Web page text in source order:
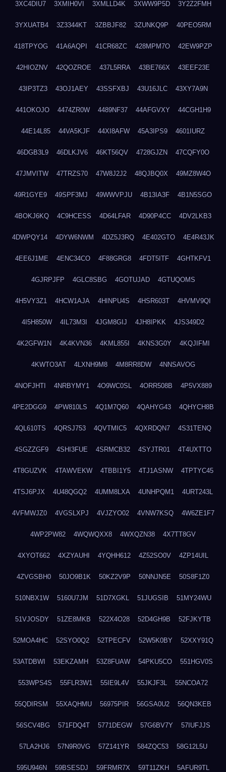
3XC4DIU7 3XMIH0VI 3XMLLD4K 3XWW9P5D 3Y2Z2FMH
3YXUATB4 3Z3344KT 3ZBBJF82 3ZUNKQ9P 40PEO5RM
418TPYOG 41A6AQPI 41CR68ZC 428MPM7O 42EW9PZP
42HIOZNV 42QOZROE 437L5RRA 43BE766X 43EEF23E
43IP3TZ3 43OJ1AEY 43SSFXBJ 43U16JLC 43XY7A9N
441OKOJO 4474ZR0W 4489NF37 44AFGVXY 44CGH1H9
44E14L85 44VA5KJF 44XI8AFW 45A3IPS9 4601IURZ
46DGB3L9 46DLKJV6 46KT56QV 4728GJZN 47CQFY0O
47JMVITW 47TRZS70 47W8J2J2 48QJBQ0X 49MZ8W4O
49R1GYE9 49SPF3MJ 49WWVPJU 4B13IA3F 4B1N5SGO
4BOKJ6KQ 4C9HCESS 4D64LFAR 4D90P4CC 4DV2LKB3
4DWPQY14 4DYW6NWM 4DZ5J3RQ 4E402GTO 4E4R43JK
4EE6J1ME 4ENC34CO 4F88GRG8 4FDT5ITF 4GHTKFV1
4GJRPJFP 4GLC8SBG 4GOTUJAD 4GTUQOMS
4H5VY3Z1 4HCW1AJA 4HINPU4S 4HSR603T 4HVMV9QI
4I5H850W 4IL73M3I 4JGM8GIJ 4JH8IPKK 4JS349D2
4K2GFW1N 4K4KVN36 4KML855I 4KNS3G0Y 4KQJIFMI
4KWTO3AT 4LXNH9M8 4M8RR8DW 4NNSAVOG
4NOFJHTI 4NRBYMY1 4O9WC0SL 4ORR508B 4P5VX889
4PE2DGG9 4PW810LS 4Q1M7Q60 4QAHYG43 4QHYCH8B
4QL610TS 4QRSJ753 4QVTMIC5 4QXRDQN7 4S31TENQ
4SGZZGF9 4SHI3FUE 4SRMCB32 4SYJTR01 4T4UXTTO
4T8GUZVK 4TAWVEKW 4TBBI1Y5 4TJ1ASNW 4TPTYC45
4TSJ6PJX 4U48QGQ2 4UMM8LXA 4UNHPQM1 4URT243L
4VFMWJZ0 4VGSLXPJ 4VJZYO02 4VNW7KSQ 4W6ZE1F7
4WP2PW82 4WQWQXX8 4WXQZN38 4X7TT8GV
4XYOT662 4XZYAUHI 4YQHH612 4Z52SO0V 4ZP14UIL
4ZVGSBH0 50JO9B1K 50KZ2V9P 50NNJN5E 50S8F1Z0
510NBX1W 5160U7JM 51D7XGKL 51JUGSIB 51MY24WU
51VJOSDY 51ZE8MKB 522X4O28 52D4GH9B 52FJKYTB
52MOA4HC 52SYO0Q2 52TPECFV 52W5K0BY 52XXY91Q
53ATDBWI 53EKZAMH 53Z8FUAW 54PKU5CO 551HGV0S
553WPS4S 55FLR3W1 55IE9L4V 55JKJF3L 55NCOA72
55QDIRSM 55XAQHMU 56975PIR 56GSA0U2 56QN3KEB
56SCV4BG 571FDQ4T 5771DEGW 57G6BV7Y 57IUFJJS
57LA2HJ6 57N9R0VG 57Z141YR 584ZQC53 58G12L5U
595U946N 59BSESDJ 59FRMR7X 59T11ZKH 5AFUR9TL